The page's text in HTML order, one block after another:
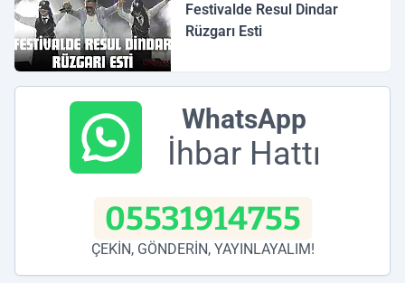
Festivalde Resul Dindar
Rüzgarı Esti
WhatsApp
İhbar Hattı
05531914755
ÇEKİN, GÖNDERİN, YAYINLAYALIM!